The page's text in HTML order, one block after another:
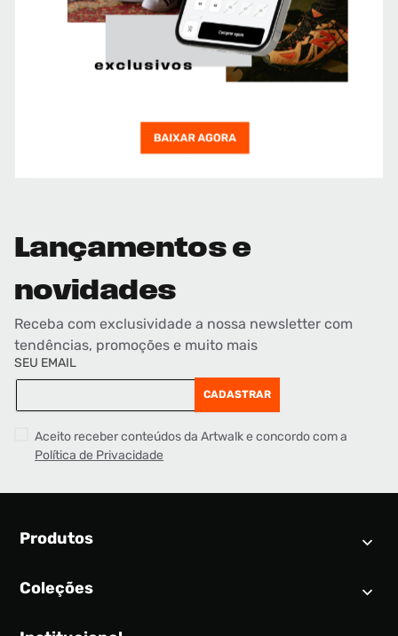
Lançamentos e
novidades
Receba com exclusividade a nossa newsletter com
tendências, promoções e muito mais
SEU EMAIL
CADASTRAR
Aceito receber conteúdos da Artwalk e concordo com a
Política de Privacidade
Produtos
Calendário SNEAKER
Coleções